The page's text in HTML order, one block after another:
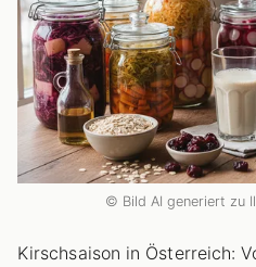
© Bild AI generiert zu
Kirschsaison in Österreich: